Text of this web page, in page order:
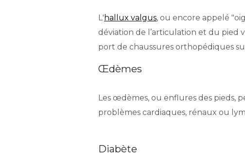
L' hallux valgus, ou encore appelé
déviation de l’articulation et du pied
port de chaussures orthopédiques
Œdèmes
Les œdèmes, ou enflures des pieds,
problèmes cardiaques, rénaux ou
Diabète